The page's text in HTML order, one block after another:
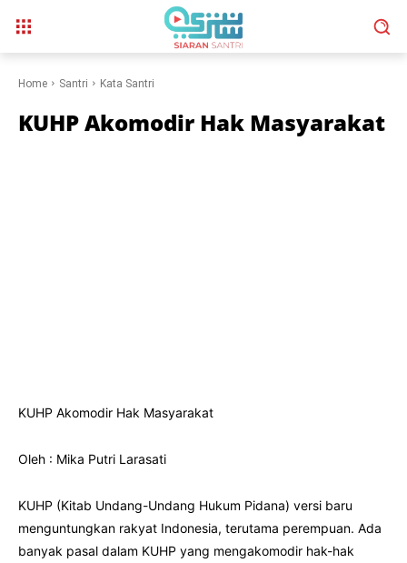
Home Santri Kata Santri
KUHP Akomodir Hak Masyarakat
KUHP Akomodir Hak Masyarakat
Oleh : Mika Putri Larasati
KUHP (Kitab Undang-Undang Hukum Pidana) versi baru
menguntungkan rakyat Indonesia, terutama perempuan. Ada
banyak pasal dalam KUHP yang mengakomodir hak-hak